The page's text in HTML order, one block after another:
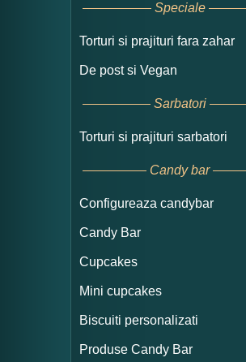
Speciale
Torturi si prajituri fara zahar
De post si Vegan
Sarbatori
Torturi si prajituri sarbatori
Candy bar
Configureaza candybar
Candy Bar
Cupcakes
Mini cupcakes
Biscuiti personalizati
Produse Candy Bar